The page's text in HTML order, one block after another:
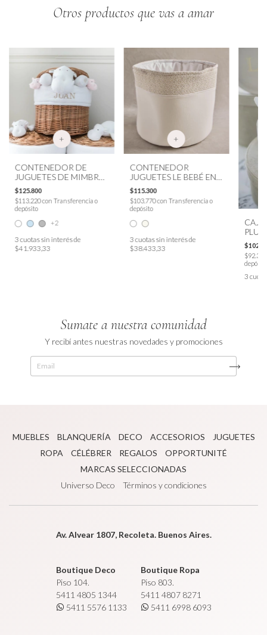
Otros productos que vas a amar
+
CONTENEDOR DE
JUGUETES DE MIMBRE
PERSONALIZADO
$125.800
$113.220con Transferencia o
depósito
+2
3cuotas sin interés de
$41.933,33
+
CONTENEDOR
JUGUETES LE BEBÉ EN
BRODERIE
$115.300
$103.770con Transferencia o
depósito
3cuotas sin interés de
$38.433,33
depósito
3
Sumate a nuestra comunidad
Y recibí antes nuestras novedades y promociones
MUEBLES BLANQUERÍA DECO ACCESORIOS
JUGUETES
ROPA
CÉLÉBRER REGALOS
OPPORTUNITÉ
MARCAS SELECCIONADAS
Universo Deco
Términos y condiciones
Av. Alvear 1807, Recoleta. Buenos Aires.
Boutique Deco
Piso 104.
5411 4805 1344
5411 5576 1133
Boutique Ropa
Piso 803.
5411 4807 8271
5411 6998 6093